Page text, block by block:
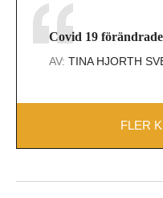
Covid 19
AV: TINA HJORTH
FLER